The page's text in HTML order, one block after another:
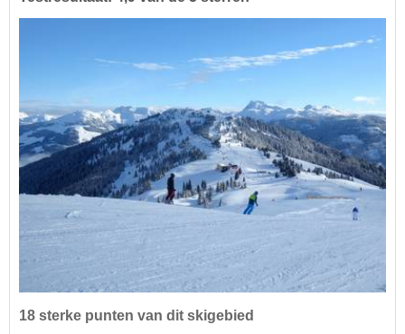
18 sterke punten van dit skigebied